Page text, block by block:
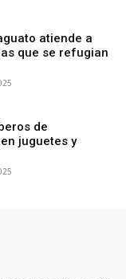
atiende a
que se refugian
de
juguetes y